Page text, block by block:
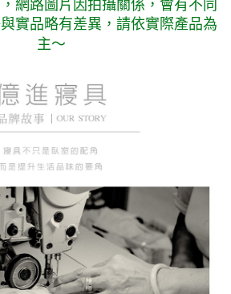
網路圖片因拍攝關係，會有不同
實品略有差異，請依實際產品為
主～